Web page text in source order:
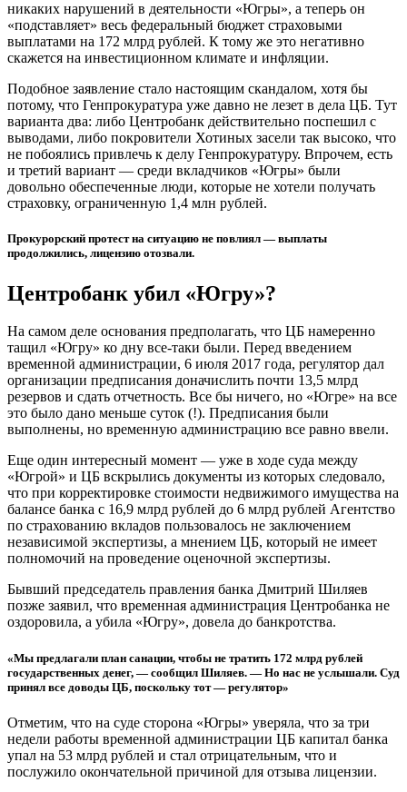
никаких нарушений в деятельности «Югры», а теперь он
«подставляет» весь федеральный бюджет страховыми
выплатами на 172 млрд рублей. К тому же это негативно
скажется на инвестиционном климате и инфляции.
Подобное заявление стало настоящим скандалом, хотя бы
потому, что Генпрокуратура уже давно не лезет в дела ЦБ. Тут
варианта два: либо Центробанк действительно поспешил с
выводами, либо покровители Хотиных засели так высоко, что
не побоялись привлечь к делу Генпрокуратуру. Впрочем, есть
и третий вариант — среди вкладчиков «Югры» были
довольно обеспеченные люди, которые не хотели получать
страховку, ограниченную 1,4 млн рублей.
Прокурорский протест на ситуацию не повлиял — выплаты
продолжились, лицензию отозвали.
Центробанк убил «Югру»?
На самом деле основания предполагать, что ЦБ намеренно
тащил «Югру» ко дну все-таки были. Перед введением
временной администрации, 6 июля 2017 года, регулятор дал
организации предписания доначислить почти 13,5 млрд
резервов и сдать отчетность. Все бы ничего, но «Югре» на все
это было дано меньше суток (!). Предписания были
выполнены, но временную администрацию все равно ввели.
Еще один интересный момент — уже в ходе суда между
«Югрой» и ЦБ вскрылись документы из которых следовало,
что при корректировке стоимости недвижимого имущества на
балансе банка с 16,9 млрд рублей до 6 млрд рублей Агентство
по страхованию вкладов пользовалось не заключением
независимой экспертизы, а мнением ЦБ, который не имеет
полномочий на проведение оценочной экспертизы.
Бывший председатель правления банка Дмитрий Шиляев
позже заявил, что временная администрация Центробанка не
оздоровила, а убила «Югру», довела до банкротства.
«Мы предлагали план санации, чтобы не тратить 172 млрд рублей
государственных денег, — сообщил Шиляев. — Но нас не услышали. Суд
принял все доводы ЦБ, поскольку тот — регулятор»
Отметим, что на суде сторона «Югры» уверяла, что за три
недели работы временной администрации ЦБ капитал банка
упал на 53 млрд рублей и стал отрицательным, что и
послужило окончательной причиной для отзыва лицензии.